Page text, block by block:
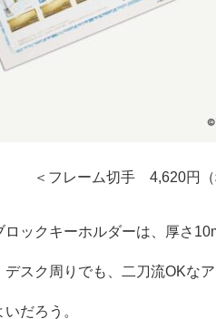
＜フレーム切手 4,620円（
ックキーホルダーは、厚さ
デスク周りでも、二刀流OKな
だろう。